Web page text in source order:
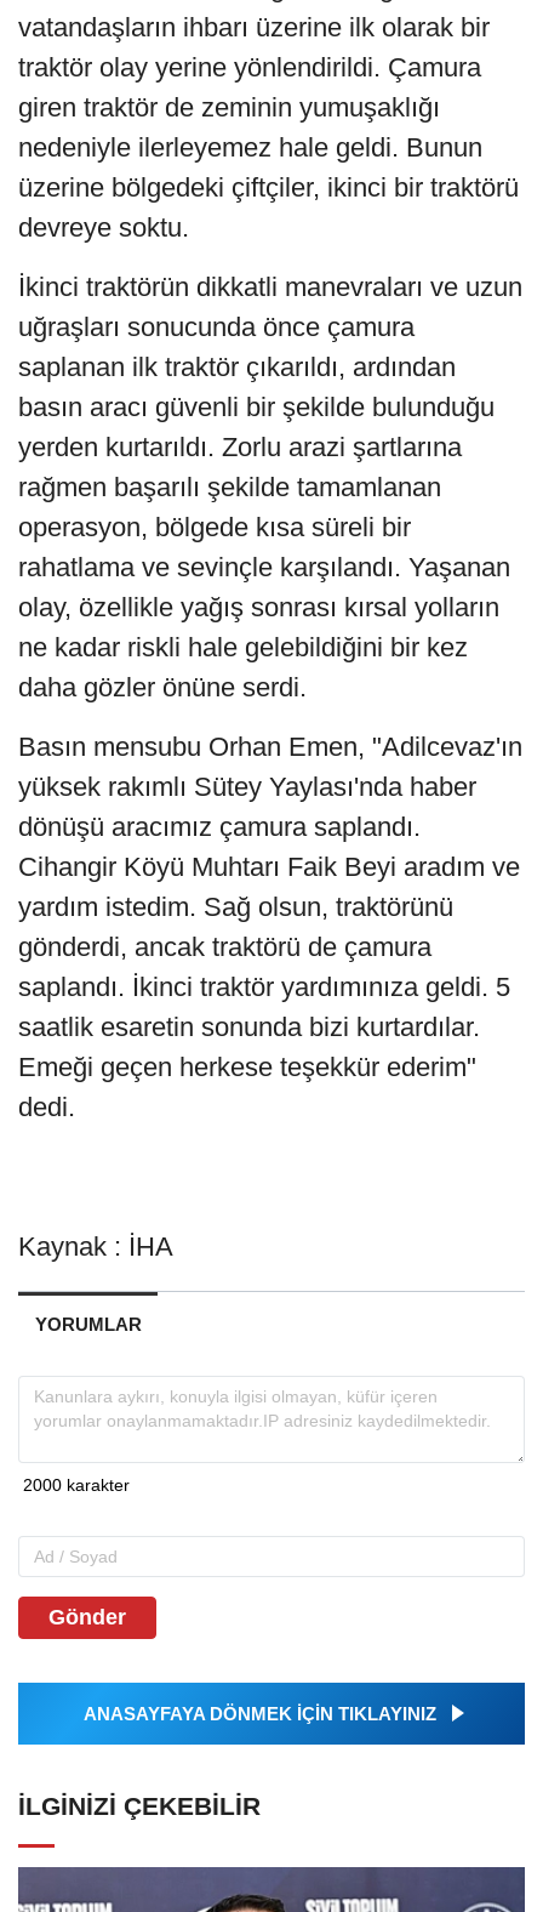
vatandaşların ihbarı üzerine ilk olarak bir
traktör olay yerine yönlendirildi. Çamura
giren traktör de zeminin yumuşaklığı
nedeniyle ilerleyemez hale geldi. Bunun
üzerine bölgedeki çiftçiler, ikinci bir traktörü
devreye soktu.
İkinci traktörün dikkatli manevraları ve uzun
uğraşları sonucunda önce çamura
saplanan ilk traktör çıkarıldı, ardından
basın aracı güvenli bir şekilde bulunduğu
yerden kurtarıldı. Zorlu arazi şartlarına
rağmen başarılı şekilde tamamlanan
operasyon, bölgede kısa süreli bir
rahatlama ve sevinçle karşılandı. Yaşanan
olay, özellikle yağış sonrası kırsal yolların
ne kadar riskli hale gelebildiğini bir kez
daha gözler önüne serdi.
Basın mensubu Orhan Emen, "Adilcevaz'ın
yüksek rakımlı Sütey Yaylası'nda haber
dönüşü aracımız çamura saplandı.
Cihangir Köyü Muhtarı Faik Beyi aradım ve
yardım istedim. Sağ olsun, traktörünü
gönderdi, ancak traktörü de çamura
saplandı. İkinci traktör yardımınıza geldi. 5
saatlik esaretin sonunda bizi kurtardılar.
Emeği geçen herkese teşekkür ederim"
dedi.
Kaynak : İHA
YORUMLAR
Gönder
ANASAYFAYA DÖNMEK İÇİN TIKLAYINIZ
İLGINIZI ÇEKEBILIR